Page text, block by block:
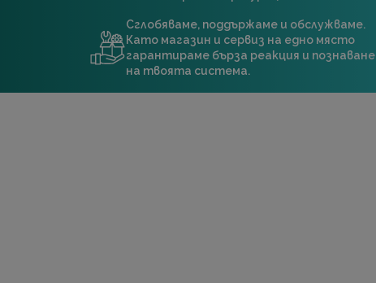
Сглобяваме, поддържаме и обслужваме.
Като магазин и сервиз на едно място
гарантираме бърза реакция и познаване
на твоята система.